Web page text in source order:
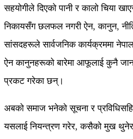
सहयोगीले दिएको पानी र कालो चिया
निकायसँग छलफल नगरी ऐन, कानुन,
सांसदहरूले सार्वजनिक कार्यक्रममा
ऐन कानुनहरूको बारेमा आफूलाई कुनै
प्रकट गरेका छन्।
अबको समाज भनेको सूचना र
यसलाई नियन्त्रण गरेर, कसैको मुख